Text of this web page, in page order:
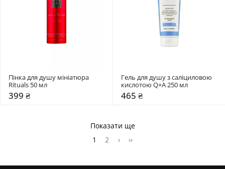
Пінка для душу мініатюра
Rituals 50 мл
399 ₴
Гель для душу з саліциловою
кислотою Q+A 250 мл
465 ₴
Показати ще
1
2 › ››